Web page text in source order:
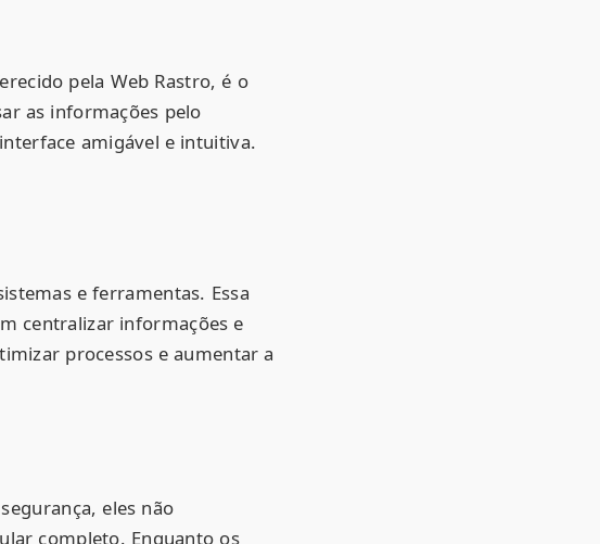
pela Web Rastro, é o
as informações pelo
amigável e intuitiva.
e ferramentas. Essa
centralizar informações e
processos e aumentar a
eles não
completo. Enquanto os